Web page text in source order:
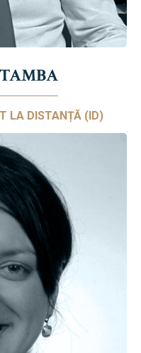
LA DISTANȚĂ (ID)